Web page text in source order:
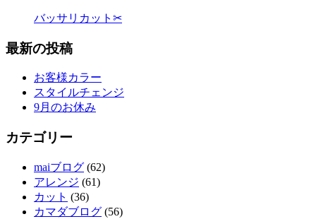
バッサリカット✂︎
最新の投稿
お客様カラー
スタイルチェンジ
9月のお休み
カテゴリー
maiブログ (62)
アレンジ (61)
カット (36)
カマダブログ (56)